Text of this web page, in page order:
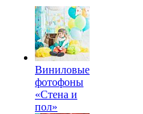
Виниловые
фотофоны
«Стена и
пол»